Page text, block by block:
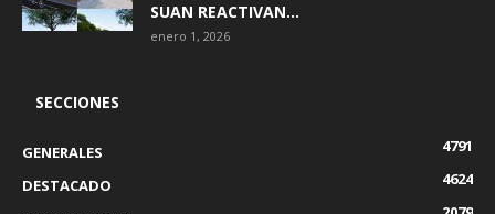
SUAN REACTIVAN...
enero 1, 2026
SECCIONES
GENERALES
4791
DESTACADO
4624